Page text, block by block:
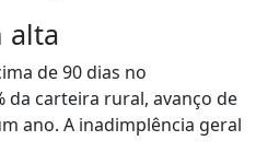
alta
de 90 dias no
da carteira rural, avanço de
ano. A inadimplência geral